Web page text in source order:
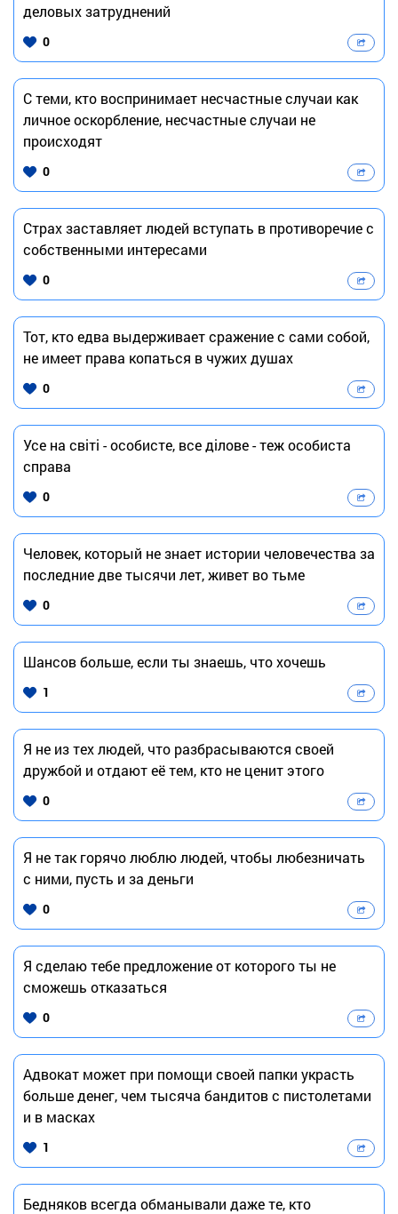
деловых затруднений
0
С теми, кто воспринимает несчастные случаи как
личное оскорбление, несчастные случаи не
происходят
0
Страх заставляет людей вступать в противоречие с
собственными интересами
0
Тот, кто едва выдерживает сражение с сами собой,
не имеет права копаться в чужих душах
0
Усе на світі - особисте, все ділове - теж особиста
справа
0
Человек, который не знает истории человечества за
последние две тысячи лет, живет во тьме
0
Шансов больше, если ты знаешь, что хочешь
1
Я не из тех людей, что разбрасываются своей
дружбой и отдают её тем, кто не ценит этого
0
Я не так горячо люблю людей, чтобы любезничать
с ними, пусть и за деньги
0
Я сделаю тебе предложение от которого ты не
сможешь отказаться
0
Адвокат может при помощи своей папки украсть
больше денег, чем тысяча бандитов с пистолетами
и в масках
1
Бедняков всегда обманывали даже те, кто